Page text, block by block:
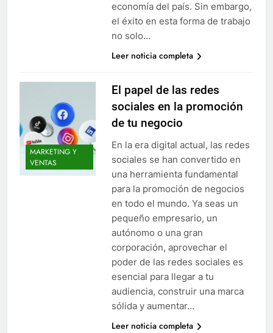
economía del país. Sin embargo,
el éxito en esta forma de trabajo
no solo…
Leer noticia completa
MARKETING Y
VENTAS
El papel de las redes
sociales en la promoción
de tu negocio
En la era digital actual, las redes
sociales se han convertido en
una herramienta fundamental
para la promoción de negocios
en todo el mundo. Ya seas un
pequeño empresario, un
autónomo o una gran
corporación, aprovechar el
poder de las redes sociales es
esencial para llegar a tu
audiencia, construir una marca
sólida y aumentar…
Leer noticia completa